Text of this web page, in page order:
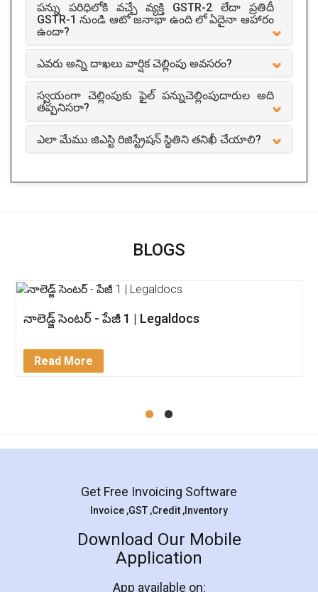
పన్ను పరిధిలోకి వచ్చే వ్యక్తి GSTR-2 లేదా ప్రతిదీ
GSTR-1 నుండి ఆటో జనాభా ఉంది లో ఏదైనా ఆహారం
ఉందా?
ఎవరు అన్ని దాఖలు వార్షిక చెల్లింపు అవసరం?
స్వయంగా చెల్లింపుకు ఫైల్ పన్నుచెల్లింపుదారుల అది
తప్పనిసరా?
ఎలా మేము జిఎస్టి రిజిస్ట్రేషన్ స్థితిని తనిఖీ చేయాలి?
BLOGS
నాలెడ్జ్ సెంటర్ - పేజీ 1 | Legaldocs
Read More
Get Free Invoicing Software
Invoice ,GST ,Credit ,Inventory
Download Our Mobile
Application
App available on: